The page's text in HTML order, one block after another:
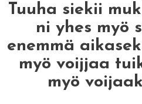
Tuuha siekii
ni yhes myö
enemmä
myö voijjaa
myö